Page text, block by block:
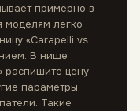
примерно в
моделям легко
«Carapelli vs
В нише
распишите цену,
параметры,
Такие